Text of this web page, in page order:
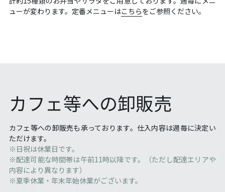
ューが変わります。定番メニューはこちらをご参照ください。
カフェ等への卸販売
カフェ等への卸販売も承っております。仕入内容は週毎に決定い
ただけます。
※日祝は休業日です。
※配達可能な時間帯は午前11時以降です。（ただし配達エリアや
内容により異なります）
※夏季休業・年末年始休業がございます。